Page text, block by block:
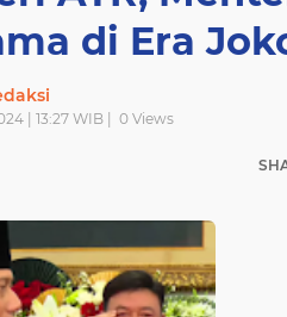
di Era
| 13:27 WIB | 0Views